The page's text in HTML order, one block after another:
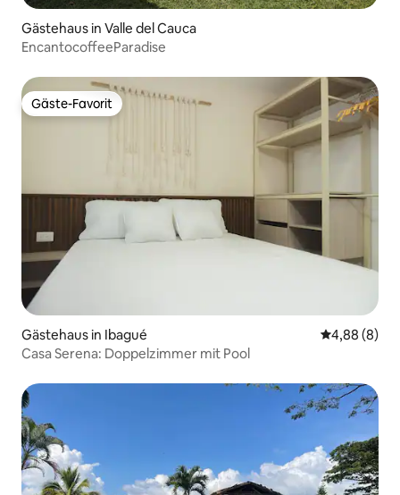
Gästehaus in Valle del Cauca
EncantocoffeeParadise
Gäste-Favorit
Gäste-Favorit
Gästehaus in Ibagué
4,88 (8)
Casa Serena: Doppelzimmer mit Pool